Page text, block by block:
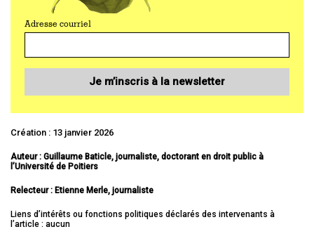
Adresse courriel
Je m’inscris à la newsletter
Création : 13 janvier 2026
Auteur : Guillaume Baticle, journaliste, doctorant en droit public à
l’Université de Poitiers
Relecteur : Etienne Merle, journaliste
Liens d’intérêts ou fonctions politiques déclarés des intervenants à
l’article : aucun